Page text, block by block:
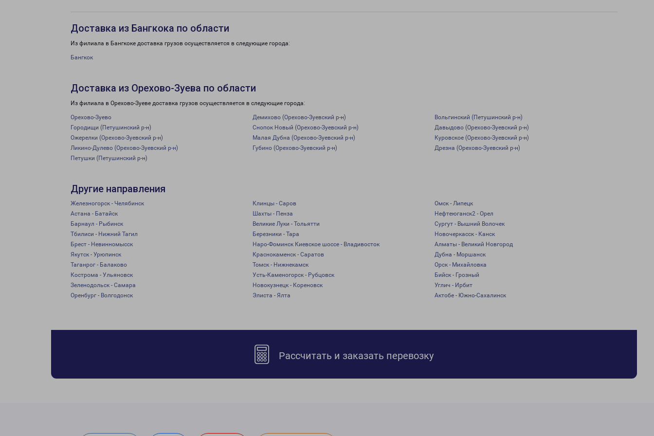
Доставка из Бангкока по области
Из филиала в Бангкоке доставка грузов осуществляется в следующие города:
Бангкок
Доставка из Орехово-Зуева по области
Из филиала в Орехово-Зуеве доставка грузов осуществляется в следующие города:
Орехово-Зуево Демихово (Орехово-Зуевский р-н)
Вольгинский (Петушинский р-н)
Городищи (Петушинский р-н)
Снопок Новый (Орехово-Зуевский р-н)
Давыдово (Орехово-Зуевский р-н)
Ожерелки (Орехово-Зуевский р-н)
Малая Дубна (Орехово-Зуевский р-н)
Куровское (Орехово-Зуевский р-н)
Ликино-Дулево (Орехово-Зуевский р-н)
Губино (Орехово-Зуевский р-н)
Дрезна (Орехово-Зуевский р-н)
Петушки (Петушинский р-н)
Другие направления
Железногорск - Челябинск Клинцы - Саров
Омск - Липецк
Астана - Батайск
Шахты - Пенза
Нефтеюганск2 - Орел
Барнаул - Рыбинск
Великие Луки - Тольятти
Сургут - Вышний Волочек
Тбилиси - Нижний Тагил
Березники - Тара
Новочеркасск - Канск
Брест - Невинномысск
Наро-Фоминск Киевское шоссе - Владивосток
Алматы - Великий Новгород
Якутск - Урюпинск
Краснокаменск - Саратов
Дубна - Моршанск
Таганрог - Балаково
Томск - Нижнекамск
Орск - Михайловка
Кострома - Ульяновск
Усть-Каменогорск - Рубцовск
Бийск - Грозный
Зеленодольск - Самара
Новокузнецк - Кореновск
Углич - Ирбит
Оренбург - Волгодонск
Элиста - Ялта Актобе - Южно-Сахалинск
Рассчитать и заказать перевозку